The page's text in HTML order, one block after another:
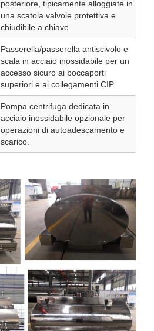
posteriore, tipicamente alloggiate in
una scatola valvole protettiva e
chiudibile a chiave.
Passerella/passerella antiscivolo e
scala in acciaio inossidabile per un
accesso sicuro ai boccaporti
superiori e ai collegamenti CIP.
Pompa centrifuga dedicata in
acciaio inossidabile opzionale per
operazioni di autoadescamento e
scarico.